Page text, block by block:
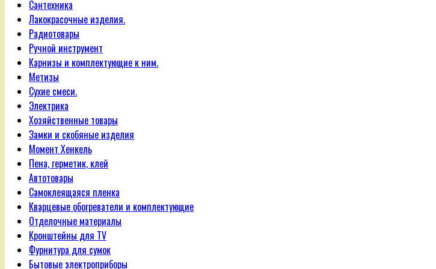
Сантехника
Лакокрасочные изделия.
Радиотовары
Ручной инструмент
Карнизы и комплектующие к ним.
Метизы
Сухие смеси.
Электрика
Хозяйственные товары
Замки и скобяные изделия
Момент Хенкель
Пена, герметик, клей
Автотовары
Самоклеящаяся пленка
Кварцевые обогреватели и комплектующие
Отделочные материалы
Кронштейны для TV
Фурнитура для сумок
Бытовые электроприборы